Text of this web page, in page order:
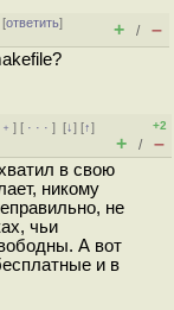
[ответить]
+ / –
] [ · · ·][↓] [↑]
+2
+ / –
в свою
никому
не
чьи
А вот
и в